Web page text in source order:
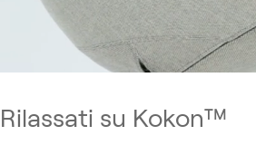
Rilassati su Kokon™